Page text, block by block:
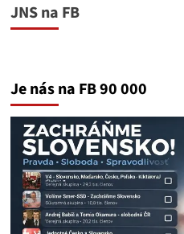
JNS na FB
Je nás na FB 90 000